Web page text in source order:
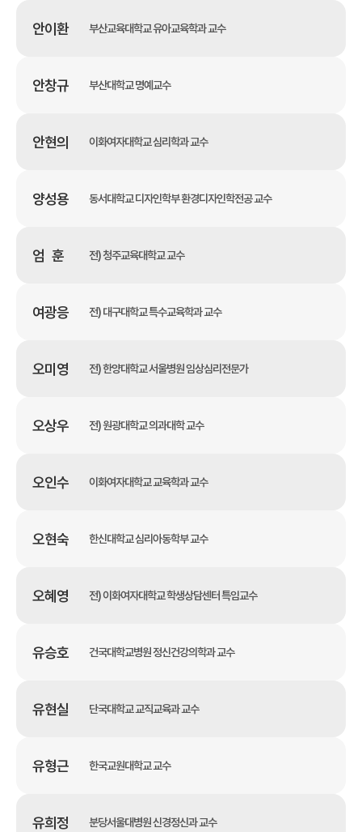
안이환 부산교육대학교 유아교육학과 교수
안창규 부산대학교 명예교수
안현의 이화여자대학교 심리학과 교수
양성용 동서대학교 디자인학부 환경디자인학전공 교수
엄 훈 전) 청주교육대학교 교수
여광응 전) 대구대학교 특수교육학과 교수
오미영 전) 한양대학교 서울병원 임상심리전문가
오상우 전) 원광대학교 의과대학 교수
오인수 이화여자대학교 교육학과 교수
오현숙 한신대학교 심리아동학부 교수
오혜영 전) 이화여자대학교 학생상담센터 특임교수
유승호 건국대학교병원 정신건강의학과 교수
유현실 단국대학교 교직교육과 교수
유형근 한국교원대학교 교수
유희정 분당서울대병원 신경정신과 교수